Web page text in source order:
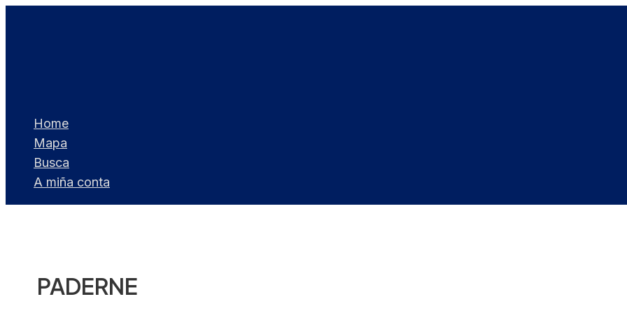
Home
Mapa
Busca
A miña conta
PADERNE